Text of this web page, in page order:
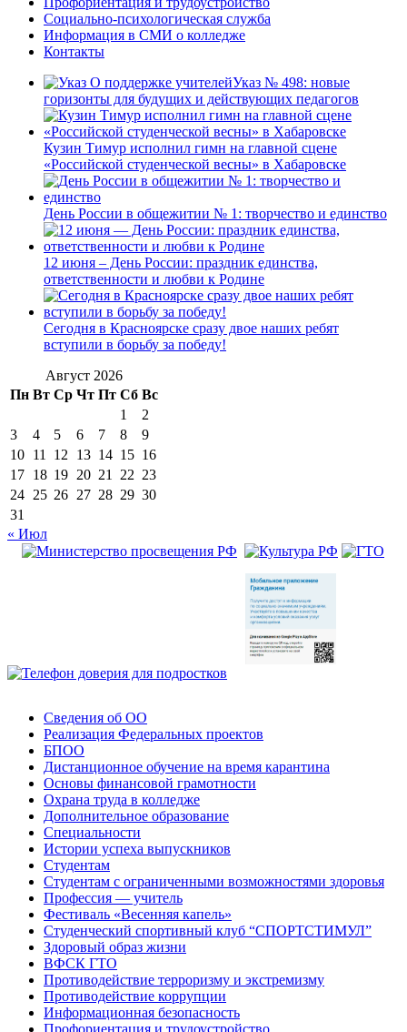
Социально-психологическая служба
Информация в СМИ о колледже
Контакты
Указ № 498: новые
горизонты для будущих и действующих педагогов
Кузин Тимур исполнил гимн на главной сцене
«Российской студенческой весны» в Хабаровске
День России в общежитии № 1: творчество и единство
12 июня – День России: праздник единства,
ответственности и любви к Родине
Сегодня в Красноярске сразу двое наших ребят
вступили в борьбу за победу!
Август 2026
Пн Вт Ср Чт Пт Сб Вс
1
2
3
4 5 6 7 8
9
10 11 12 13 14 15 16
17 18 19 20 21 22 23
24 25 26 27 28 29 30
31
« Июл
Сведения об ОО
Реализация Федеральных проектов
БПОО
Дистанционное обучение на время карантина
Основы финансовой грамотности
Охрана труда в колледже
Дополнительное образование
Специальности
Истории успеха выпускников
Студентам
Студентам с ограниченными возможностями здоровья
Профессия — учитель
Фестиваль «Весенняя капель»
Студенческий спортивный клуб “СПОРТСТИМУЛ”
Здоровый образ жизни
ВФСК ГТО
Противодействие терроризму и экстремизму
Противодействие коррупции
Информационная безопасность
Профориентация и трудоустройство